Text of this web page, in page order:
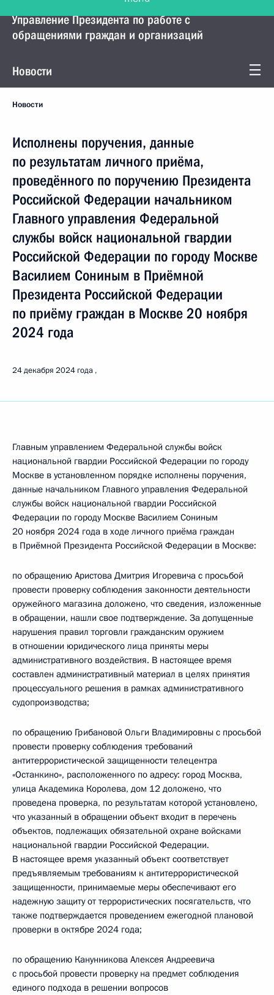
Управление Президента по работе с
обращениями граждан и организаций
Новости
Новости
Исполнены поручения, данные
по результатам личного приёма,
проведённого по поручению Президента
Российской Федерации начальником
Главного управления Федеральной
службы войск национальной гвардии
Российской Федерации по городу Москве
Василием Сониным в Приёмной
Президента Российской Федерации
по приёму граждан в Москве 20 ноября
2024 года
24 декабря 2024 года
Главным управлением Федеральной службы войск
национальной гвардии Российской Федерации по городу
Москве в установленном порядке исполнены поручения,
данные начальником Главного управления Федеральной
службы войск национальной гвардии Российской
Федерации по городу Москве Василием Сониным
20 ноября 2024 года в ходе личного приёма граждан
в Приёмной Президента Российской Федерации в Москве:
по обращению Аристова Дмитрия Игоревича с просьбой
провести проверку соблюдения законности деятельности
оружейного магазина доложено, что сведения, изложенные
в обращении, нашли свое подтверждение. За допущенные
нарушения правил торговли гражданским оружием
в отношении юридического лица приняты меры
административного воздействия. В настоящее время
составлен административный материал в целях принятия
процессуального решения в рамках административного
судопроизводства;
по обращению Грибановой Ольги Владимировны с просьбой
провести проверку соблюдения требований
антитеррористической защищенности телецентра
«Останкино», расположенного по адресу: город Москва,
улица Академика Королева, дом 12 доложено, что
проведена проверка, по результатам которой установлено,
что указанный в обращении объект входит в перечень
объектов, подлежащих обязательной охране войсками
национальной гвардии Российской Федерации.
В настоящее время указанный объект соответствует
предъявляемым требованиям к антитеррористической
защищенности, принимаемые меры обеспечивают его
надежную защиту от террористических посягательств, что
также подтверждается проведением ежегодной плановой
проверки в октябре 2024 года;
по обращению Канунникова Алексея Андреевича
с просьбой провести проверку на предмет соблюдения
единого подхода в решении вопросов